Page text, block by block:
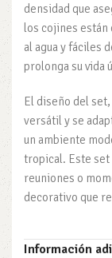
densidad que
los cojines
al agua y fáciles
prolonga su vida
El diseño del
versátil y se
un ambiente
tropical. Este set
reuniones o
decorativo que
Información